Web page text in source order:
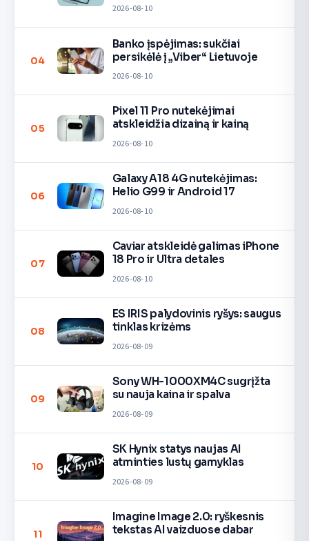
2026-08-10
04
Banko įspėjimas: sukčiai
persikėlė į „Viber“ Lietuvoje
2026-08-10
05
Pixel 11 Pro nutekėjimai
atskleidžia dizainą ir kainą
2026-08-10
06
Galaxy A18 4G nutekėjimas:
Helio G99 ir Android 17
2026-08-10
07
Caviar atskleidė galimas iPhone
18 Pro ir Ultra detales
2026-08-10
08
ES IRIS palydovinis ryšys: saugus
tinklas krizėms
2026-08-09
09
Sony WH-1000XM4C sugrįžta
su nauja kaina ir spalva
2026-08-09
10
SK Hynix statys naujas AI
atminties lustų gamyklas
2026-08-09
11
Imagine Image 2.0: ryškesnis
tekstas AI vaizduose dabar